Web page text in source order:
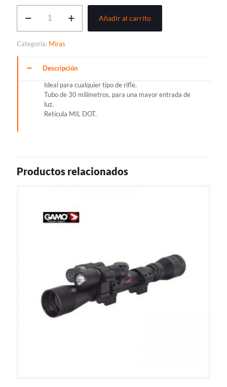
BSA
MD
(ZOOM)
cantidad
Añadir al carrito
Categoría: Miras
Descripción
Ideal para cualquier tipo de rifle.
Tubo de 30 milímetros, para una mayor entrada de
luz.
Retícula MIL DOT.
Productos relacionados